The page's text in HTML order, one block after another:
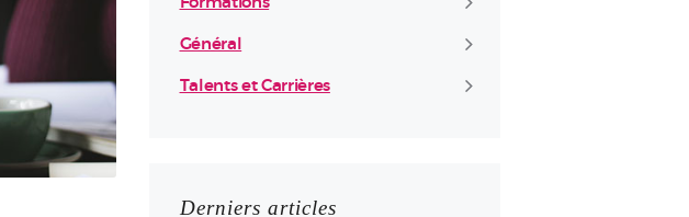
Général
Talents et Carrières
Derniers articles